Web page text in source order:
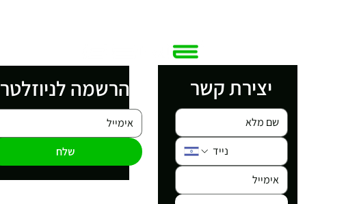
יצירת קשר הרשמה לניוזלטר
שלח